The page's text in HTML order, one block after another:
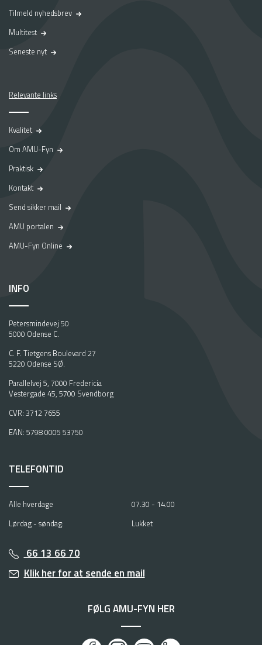
Tilmeld nyhedsbrev
Multitest
Seneste nyt
Relevante links
Kvalitet
Om AMU-Fyn
Praktisk
Kontakt
Send sikker mail
AMU portalen
AMU-Fyn Online
INFO
Petersmindevej 50
5000 Odense C.
C. F. Tietgens Boulevard 27
5220 Odense SØ.
Parallelvej 5, 7000 Fredericia
Vestergade 45, 5700 Svendborg
CVR: 3712 7655
EAN: 5798 0005 53750
TELEFONTID
Alle hverdage
07.30 - 14.00
Lørdag - søndag:
Lukket
66 13 66 70
Klik her for at sende en mail
FØLG AMU-FYN HER